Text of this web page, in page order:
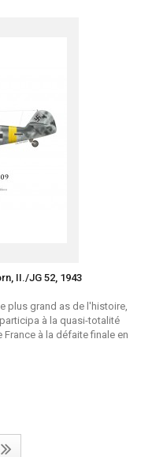
II./JG 52, 1943
plus grand as de l'histoire,
à la quasi-totalité
à la défaite finale en